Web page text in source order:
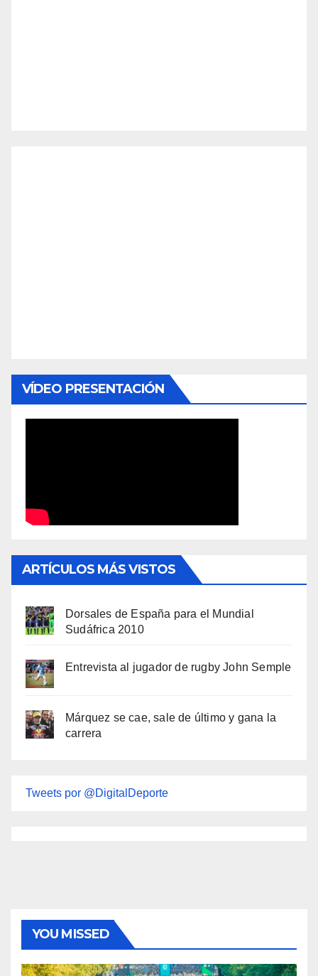
VÍDEO PRESENTACIÓN
ARTÍCULOS MÁS VISTOS
Dorsales de España para el Mundial
Sudáfrica 2010
Entrevista al jugador de rugby John Semple
Márquez se cae, sale de último y gana la
carrera
Tweets por @DigitalDeporte
YOU MISSED